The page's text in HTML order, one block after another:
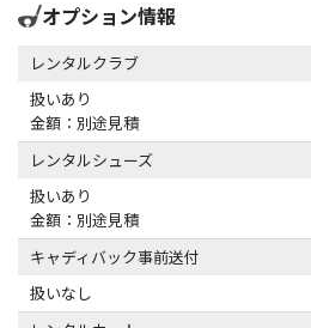
オプション情報
レンタルクラブ
扱いあり
金額：別途見積
レンタルシューズ
扱いあり
金額：別途見積
キャディバック事前送付
扱いなし